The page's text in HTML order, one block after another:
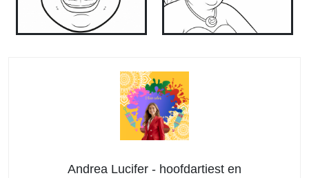
Andrea Lucifer - hoofdartiest en